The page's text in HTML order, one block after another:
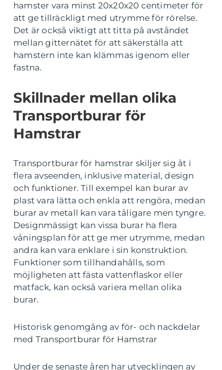
hamster vara minst 20x20x20 centimeter för
att ge tillräckligt med utrymme för rörelse.
Det är också viktigt att titta på avståndet
mellan gitternätet för att säkerställa att
hamstern inte kan klämmas igenom eller
fastna.
Skillnader mellan olika
Transportburar för
Hamstrar
Transportburar för hamstrar skiljer sig åt i
flera avseenden, inklusive material, design
och funktioner. Till exempel kan burar av
plast vara lätta och enkla att rengöra, medan
burar av metall kan vara tåligare men tyngre.
Designmässigt kan vissa burar ha flera
våningsplan för att ge mer utrymme, medan
andra kan vara enklare i sin konstruktion.
Funktioner som tillhandahålls, som
möjligheten att fästa vattenflaskor eller
matfack, kan också variera mellan olika
burar.
Historisk genomgång av för- och nackdelar
med Transportburar för Hamstrar
Under de senaste åren har utvecklingen av